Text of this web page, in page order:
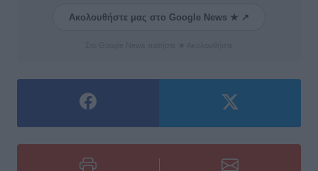
Ακολουθήστε μας στο Google News ★ ↗